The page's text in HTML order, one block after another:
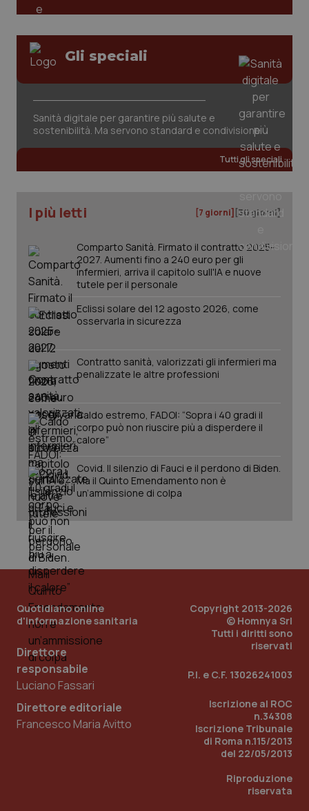
Gli speciali
Sanità digitale per garantire più salute e
sostenibilità. Ma servono standard e condivisione
Tutti gli speciali
I più letti [7 giorni] [30 giorni]
Comparto Sanità. Firmato il contratto 2025-
2027. Aumenti fino a 240 euro per gli
infermieri, arriva il capitolo sull'IA e nuove
tutele per il personale
Eclissi solare del 12 agosto 2026, come
osservarla in sicurezza
Contratto sanità, valorizzati gli infermieri ma
penalizzate le altre professioni
Caldo estremo, FADOI: “Sopra i 40 gradi il
corpo può non riuscire più a disperdere il
calore”
Covid. Il silenzio di Fauci e il perdono di Biden.
Ma il Quinto Emendamento non è
un’ammissione di colpa
Quotidiano online
d'informazione sanitaria
Direttore
responsabile
Luciano Fassari
Direttore editoriale
Francesco Maria Avitto
Copyright 2013-2026
© Homnya Srl
Tutti i diritti sono
riservati
P.I. e C.F. 13026241003
Iscrizione al ROC
n.34308
Iscrizione Tribunale
di Roma n.115/2013
del 22/05/2013
Riproduzione
riservata
_ga
PHPSESSID
PHP.net
www.quotidianosanita.it
_ga_KM60CM4NPH
mese